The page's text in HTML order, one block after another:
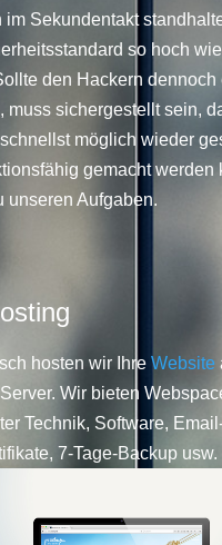
im Sekundentakt
so hoch
den Hackern dennoch
muss sichergestellt sein,
möglich wieder
gemacht werden
unseren Aufgaben.
hosten wir Ihre Website
Wir bieten
Technik, Software,
7-Tage-Backup usw.